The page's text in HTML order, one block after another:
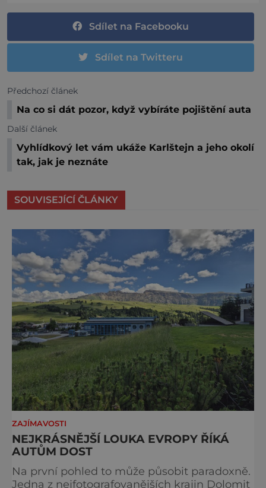
Sdílet na Facebooku
Sdílet na Twitteru
Předchozí článek
Na co si dát pozor, když vybíráte pojištění auta
Další článek
Vyhlídkový let vám ukáže Karlštejn a jeho okolí
tak, jak je neznáte
SOUVISEJÍCÍ ČLÁNKY
ZAJÍMAVOSTI
NEJKRÁSNĚJŠÍ LOUKA EVROPY ŘÍKÁ
AUTŮM DOST
Na první pohled to může působit paradoxně.
Jedna z nejfotografovanějších krajin Dolomit